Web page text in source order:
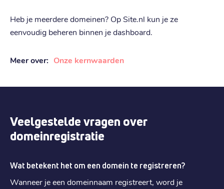
Registratie: € 22,79
Verlengen: € 34,19
.io
Registratie: € 41,09
Verlengen: € 61,89
Heb je meerdere domeinen? Op Site.nl kun je ze
eenvoudig beheren binnen je dashboard.
Meer over: Onze kernwaarden
Veelgestelde vragen over
domeinregistratie
Wat betekent het om een domein te registreren?
Wanneer je een domeinnaam registreert, word je